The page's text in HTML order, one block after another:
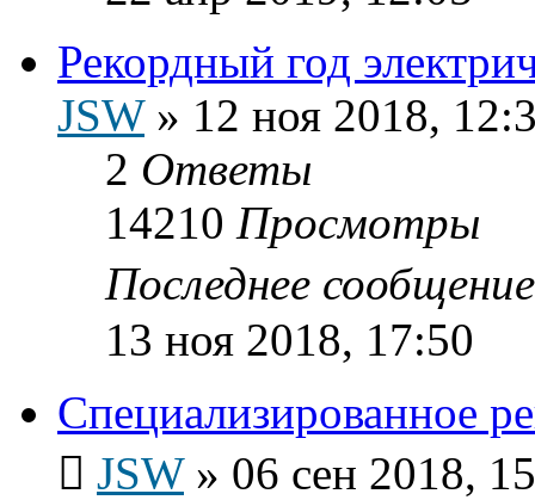
Рекордный год
JSW» 12 ноя 2018,
2 Ответы
14210 Просмотры
Последнее
13 ноя 2018, 17:50
Специализированное
JSW» 06 сен 2018,